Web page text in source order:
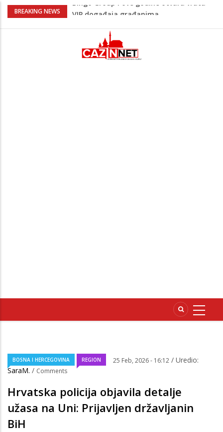
BREAKING NEWS
Sarajevo ipak u Mostaru igra
Premijer lige BiH
Lepa Brena pala na koncertu u Budvi
nakon kultnog zamaha nogom: "Nisi bio
BOSNA I HERCEGOVINA REGION 25 Feb, 2026 - 16:12 / Uredio:
SaraM. / Comments
Hrvatska policija objavila detalje
užasa na Uni: Prijavljen državljanin
BiH